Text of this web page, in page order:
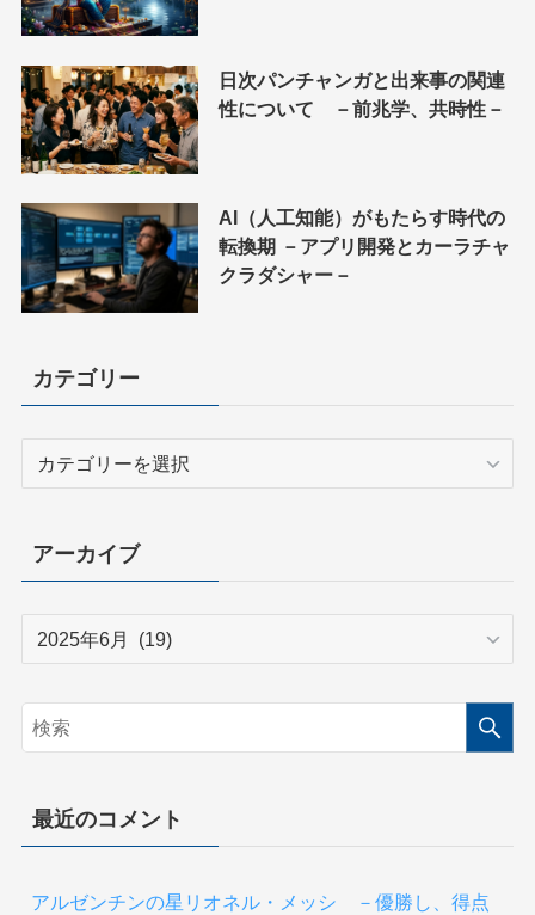
日次パンチャンガと出来事の関連
性について －前兆学、共時性－
AI（人工知能）がもたらす時代の
転換期 －アプリ開発とカーラチャ
クラダシャー－
カテゴリー
リ
ー
アーカイブ
イ
ブ
最近のコメント
アルゼンチンの星リオネル・メッシ －優勝し、得点